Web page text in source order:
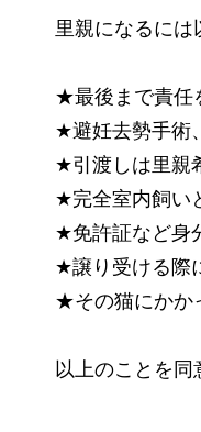
里親になるには
★最後まで責任
★避妊去勢手術
★引渡しは里親
★完全室内飼い
★免許証など身
★譲り受ける際
★その猫にかか
以上のことを同